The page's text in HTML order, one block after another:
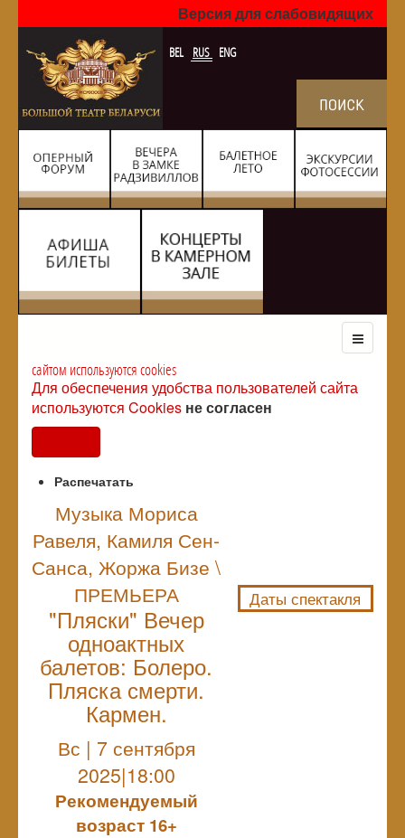
Версия для слабовидящих
BEL RUS ENG
сайтом используются cookies
Для обеспечения удобства пользователей сайта
используются Cookies не согласен
Распечатать
Музыка Мориса
Равеля, Камиля Сен-
Санса, Жоржа Бизе \
ПРЕМЬЕРА
"Пляски" Вечер
одноактных
балетов: Болеро.
Пляска смерти.
Кармен.
Вс | 7 сентября
2025|18:00
Рекомендуемый
возраст 16+
Даты спектакля